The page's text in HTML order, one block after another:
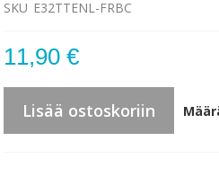
SKU E32TTENL-FRBC
11,90 €
Lisää ostoskoriin